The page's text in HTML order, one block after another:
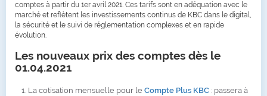
comptes à partir du 1er avril 2021. Ces tarifs sont en adéquation avec le
marché et reflètent les investissements continus de KBC dans le digital,
la sécurité et le suivi de réglementation complexes et en rapide
évolution.
Les nouveaux prix des comptes dès le
01.04.2021
La cotisation mensuelle pour le Compte Plus KBC : passera à